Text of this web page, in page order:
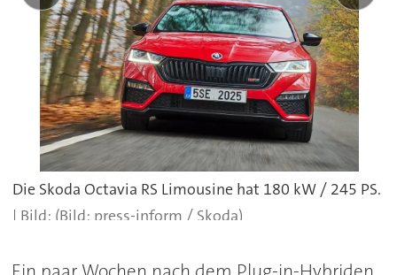
Die Skoda Octavia RS Limousine hat 180 kW / 245 PS.
(Bild: press-inform / Skoda)